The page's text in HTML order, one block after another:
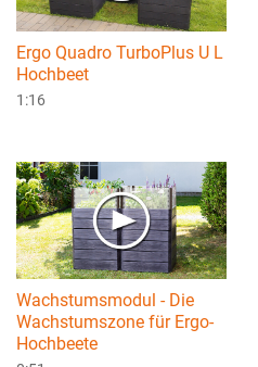
Ergo Quadro TurboPlus U L
Hochbeet
1:16
Wachstumsmodul - Die
Wachstumszone für Ergo-
Hochbeete